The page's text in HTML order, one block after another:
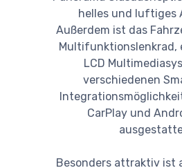
helles und luftiges
Außerdem ist das
Multifunktionslenkrad,
LCD
verschiedenen
CarPlay und
Besonders attraktiv ist